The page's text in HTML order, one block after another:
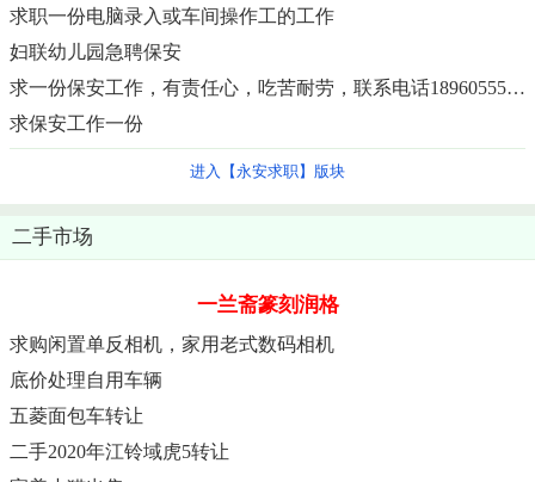
求职一份电脑录入或车间操作工的工作
妇联幼儿园急聘保安
求一份保安工作，有责任心，吃苦耐劳，联系电话18960555507
求保安工作一份
进入【永安求职】版块
二手市场
一兰斋篆刻润格
求购闲置单反相机，家用老式数码相机
底价处理自用车辆
五菱面包车转让
二手2020年江铃域虎5转让